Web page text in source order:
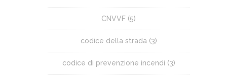
CNVVF (5)
codice della strada (3)
codice di prevenzione incendi (3)